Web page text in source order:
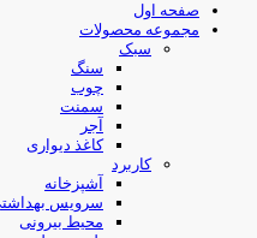
صفحه اول
مجموعه محصولات
سبک
سنگ
چوب
سمنت
آجر
کاغذ دیواری
کاربرد
آشپزخانه
سرویس بهداشتی
محیط بیرونی